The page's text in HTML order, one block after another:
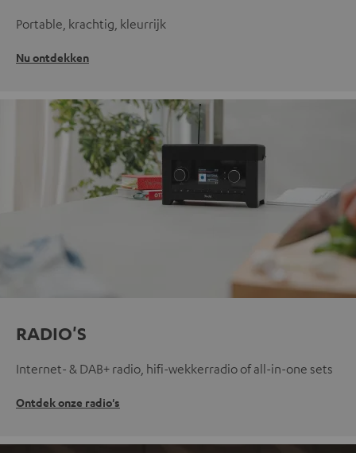
Portable, krachtig, kleurrijk
Nu ontdekken
RADIO'S
Internet- & DAB+ radio, hifi-wekkerradio of all-in-one sets
Ontdek onze radio's